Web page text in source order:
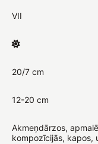
VII
20/7 cm
12-20 cm
Akmeņdārzos,
kompozīcijās, kapos,